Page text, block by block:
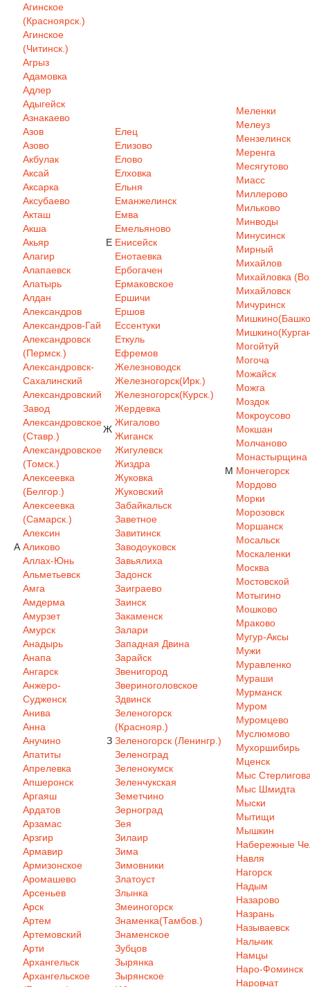
А
Агинское
(Красноярск.)
Агинское
(Читинск.)
Агрыз
Адамовка
Адлер
Адыгейск
Азнакаево
Азов
Азово
Акбулак
Аксай
Аксарка
Аксубаево
Акташ
Акша
Акьяр
Алагир
Алапаевск
Алатырь
Алдан
Александров
Александров-Гай
Александровск
(Пермск.)
Александровск-
Сахалинский
Александровский
Завод
Александровское
(Ставр.)
Александровское
(Томск.)
Алексеевка
(Белгор.)
Алексеевка
(Самарск.)
Алексин
Аликово
Аллах-Юнь
Альметьевск
Амга
Амдерма
Амурзет
Амурск
Анадырь
Анапа
Ангарск
Анжеро-
Судженск
Анива
Анна
Анучино
Апатиты
Апрелевка
Апшеронск
Аргаяш
Ардатов
Арзамас
Арзгир
Армавир
Армизонское
Аромашево
Арсеньев
Арск
Артем
Артемовский
Арти
Архангельск
Архангельское
Е
Елец
Елизово
Елово
Елховка
Ельня
Еманжелинск
Емва
Емельяново
Енисейск
Енотаевка
Ербогачен
Ермаковское
Ершичи
Ершов
Ессентуки
Еткуль
Ефремов
Ж
Железноводск
Железногорск(Ирк.)
Железногорск(Курск.)
Жердевка
Жигалово
Жиганск
Жигулевск
Жиздра
Жуковка
Жуковский
З
Забайкальск
Заветное
Завитинск
Заводоуковск
Завьялиха
Задонск
Заиграево
Заинск
Закаменск
Залари
Западная Двина
Зарайск
Звенигород
Звериноголовское
Здвинск
Зеленогорск
(Краснояр.)
Зеленогорск (Ленингр.)
Зеленоград
Зеленокумск
Зеленчукская
Земетчино
Зерноград
Зея
Зилаир
Зима
Зимовники
Златоуст
Злынка
Змеиногорск
Знаменка(Тамбов.)
Знаменское
Зубцов
Зырянка
Зырянское
М
Меленки
Мелеуз
Мензелинск
Меренга
Месягутово
Миасс
Миллерово
Мильково
Минводы
Минусинск
Мирный
Михайлов
Михайловка
Михайловск
Мичуринск
Могойтуй
Могоча
Можайск
Можга
Моздок
Мокроусово
Мокшан
Молчаново
Монастырщина
Мончегорск
Мордово
Морки
Морозовск
Моршанск
Мосальск
Москаленки
Москва
Мостовской
Мотыгино
Мошково
Мраково
Мугур-Аксы
Мужи
Муравленко
Мураши
Мурманск
Муром
Муромцево
Муслюмово
Мухоршибирь
Мценск
Мыс
Мыс Шмидта
Мыски
Мытищи
Мышкин
Набережные
Навля
Нагорск
Надым
Назарово
Назрань
Называевск
Нальчик
Намцы
Наро-Фоминск
Наровчат